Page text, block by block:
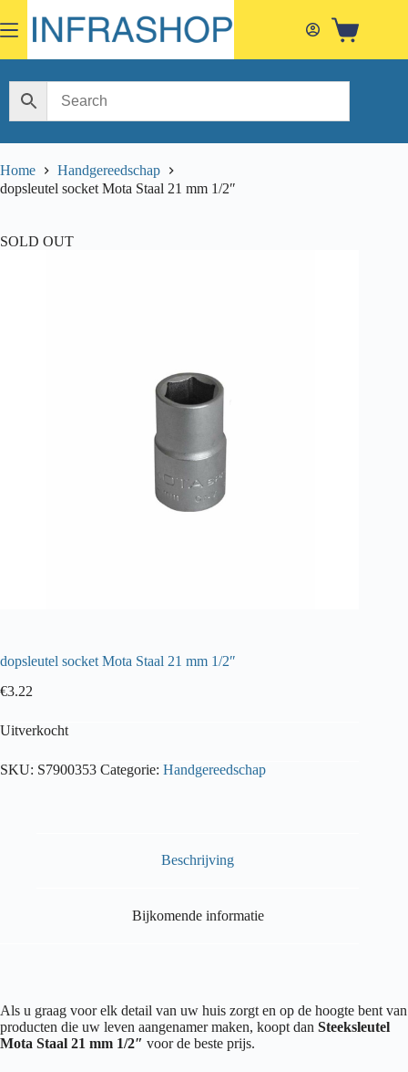
to
content
Shopping
Home
Handgereedschap
dopsleutel socket Mota Staal 21 mm 1/2″
SOLD OUT
dopsleutel socket Mota Staal 21 mm 1/2″
€3.22
Uitverkocht
SKU: S7900353 Categorie: Handgereedschap
Beschrijving
Bijkomende informatie
Als u graag voor elk detail van uw huis zorgt en op de hoogte bent van
producten die uw leven aangenamer maken, koopt dan Steeksleutel
Mota Staal 21 mm 1/2″ voor de beste prijs.